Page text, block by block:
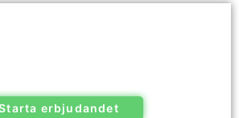
erbjudandet